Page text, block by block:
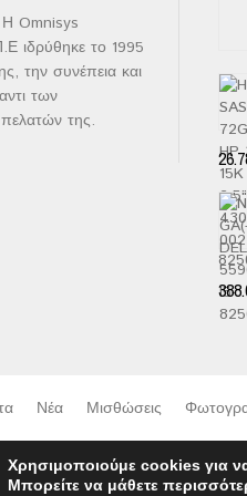
Omnisys
ιδρύθηκε το 1995
την συνέπεια και
των
της.
Νέα Μισθώσεις
Χρησιμοποιούμε cookies για
Μπορείτε να μάθετε